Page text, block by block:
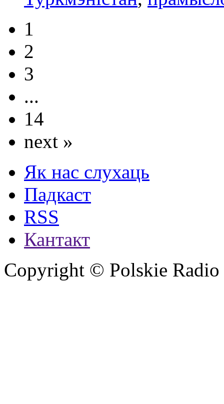
1
2
3
...
14
next »
Як нас слухаць
Падкаст
RSS
Кантакт
Copyright © Polskie